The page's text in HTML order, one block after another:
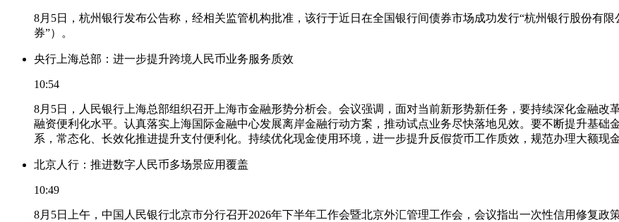
8月5日，杭州银行发布公告称，经相关监管机构批准，该行于近日在全国银行间债券市场成功发行“杭州银行股份有
券”）。
央行上海总部：进一步提升跨境人民币业务服务质效
10:54
8月5日，人民银行上海总部组织召开上海市金融形势分析会。会议强调，面对当前新形势新任务，要持续深化金融改
融资便利化水平。认真落实上海国际金融中心发展离岸金融行动方案，推动试点业务尽快落地见效。要不断提升基础
系，常态化、长效化推进提升支付便利化。持续优化现金使用环境，进一步提升反假货币工作质效，规范办理大额现
北京人行：推进数字人民币多场景应用覆盖
10:49
8月5日上午，中国人民银行北京市分行召开2026年下半年工作会暨北京外汇管理工作会，会议指出一次性信用修复